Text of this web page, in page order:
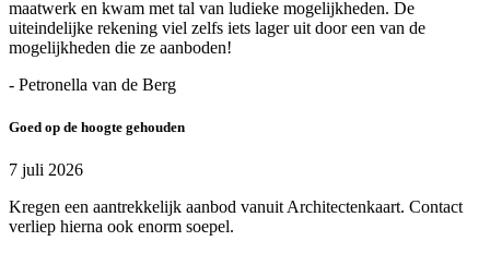
maatwerk en kwam met tal van ludieke mogelijkheden. De
uiteindelijke rekening viel zelfs iets lager uit door een van de
mogelijkheden die ze aanboden!
- Petronella van de Berg
Goed op de hoogte gehouden
7 juli 2026
Kregen een aantrekkelijk aanbod vanuit Architectenkaart. Contact
verliep hierna ook enorm soepel.